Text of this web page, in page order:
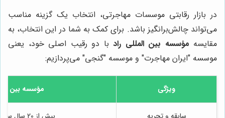
در بازار رقابتی موسسات مهاجرتی، انتخاب یک گزینه مناسب
می‌تواند چالش‌برانگیز باشد. برای کمک به شما در این انتخاب، به
مقایسه مؤسسه بین المللی راد با دو رقیب اصلی خود، یعنی
موسسه "ایران مهاجرت" و موسسه "گنجی" می‌پردازیم:
ویژگی مؤسسه بین
سابقه و تجربه بیش از 20 سال سابقه درخشان